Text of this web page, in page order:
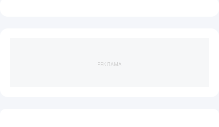
РЕКЛАМА